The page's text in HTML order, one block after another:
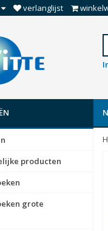
verlanglijst
producten
grote